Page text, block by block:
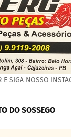
SIGA NOSSO
DO SOSSEGO